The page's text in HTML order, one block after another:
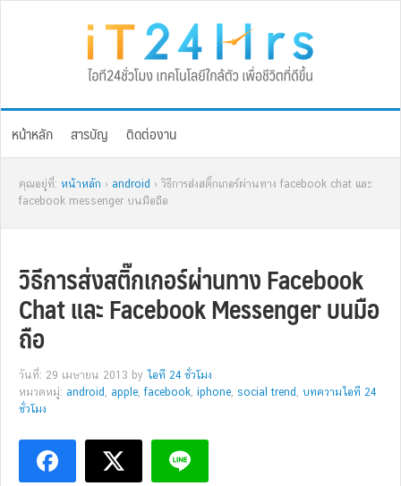
หน้าหลัก สารบัญ ติดต่องาน
คุณอยู่ที่: หน้าหลัก › android › วิธีการส่งสติ๊กเกอร์ผ่านทาง facebook chat และ
facebook messenger บนมือถือ
วิธีการส่งสติ๊กเกอร์ผ่านทาง Facebook
Chat และ Facebook Messenger บนมือ
ถือ
วันที่: 29 เมษายน 2013 by ไอที 24 ชั่วโมง
หมวดหมู่: android , apple,facebook, iphone, social trend , บทความไอที 24
ชั่วโมง